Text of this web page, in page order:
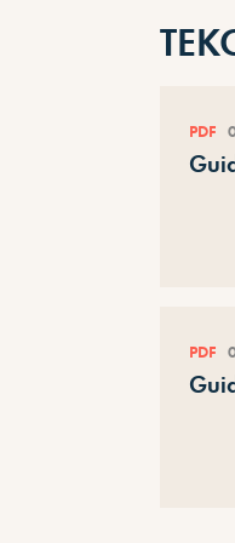
PDF
PDF